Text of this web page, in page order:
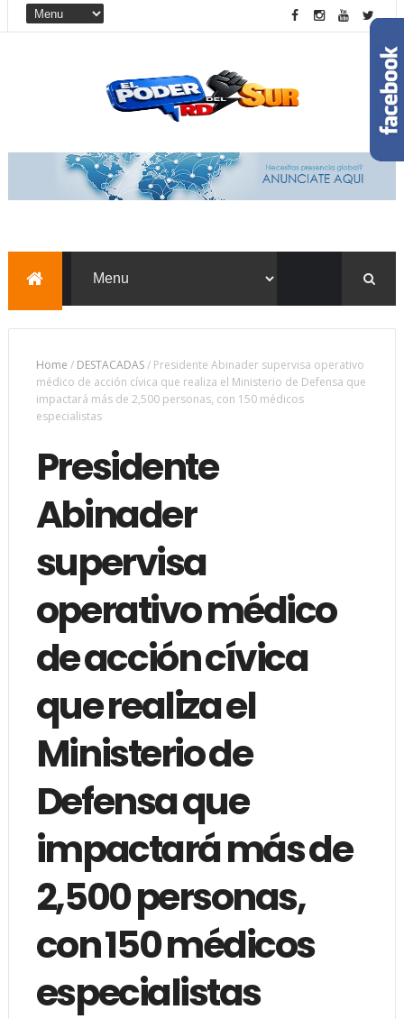
Home / DESTACADAS/ Presidente Abinader supervisa operativo
médico de acción cívica que realiza el Ministerio de Defensa que
impactará más de 2,500 personas, con 150 médicos
especialistas
Presidente
Abinader
supervisa
operativo médico
de acción cívica
que realiza el
Ministerio de
Defensa que
impactará más de
2,500 personas,
con 150 médicos
especialistas